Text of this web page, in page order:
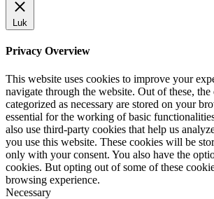
Luk
Privacy Overview
This website uses cookies to improve your
navigate through the website. Out of these, the
categorized as necessary are stored on your
essential for the working of basic
also use third-party cookies that help us
you use this website. These cookies will be
only with your consent. You also have the
cookies. But opting out of some of these
browsing experience.
Necessary